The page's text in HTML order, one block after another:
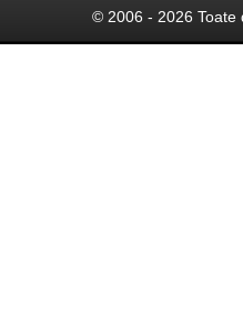
© 2006 - 2026